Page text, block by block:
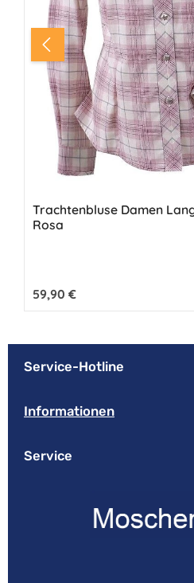
Trachtenbluse Damen
Rosa
Regulärer Preis:
59,90 €
Service-Hotline
Informationen
Service